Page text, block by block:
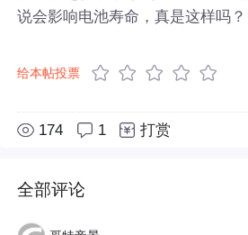
说会影响电池寿命，真是这样吗？
给本帖投票
174 1 打赏
全部评论